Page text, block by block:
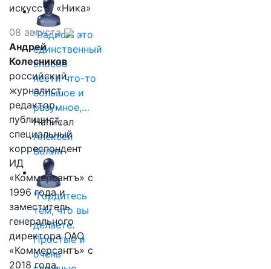
"Радио - это
единственный
способ
нести что-то
большое и
разумное,…
Написал
Алексей
Волин
"Гордитесь
тем, что вы
делаете.
Простые и
очень
искусств «Ника»
08 августа
Андрей
Колесников
российский
журналист,
редактор,
публицист,
специальный
корреспондент
ИД
«Коммерсантъ» с
1996 года и
заместитель
генерального
директора ОАО
«Коммерсантъ» с
2018 года,